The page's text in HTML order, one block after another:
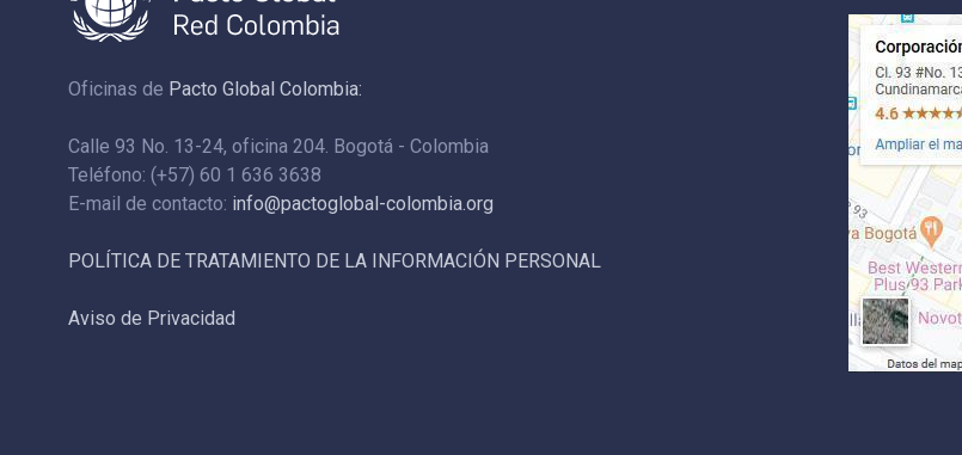
Oficinas de Pacto Global Colombia:
Calle 93 No. 13-24, oficina 204. Bogotá - Colombia
Teléfono: (+57) 60 1 636 3638
E-mail de contacto: info@pactoglobal-colombia.org
POLÍTICA DE TRATAMIENTO DE LA INFORMACIÓN PERSONAL
Aviso de Privacidad